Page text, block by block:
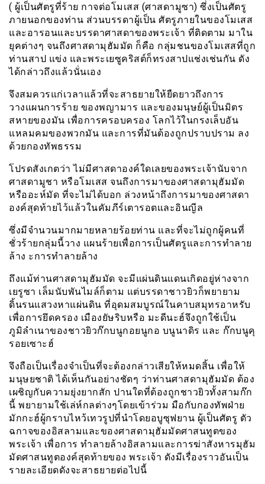
( ผู้เป็นศัตรูที่ร้าย กาจต่อโมเสส (ศาสดามูซา) ซึ่งเป็นศัตรู
ภายนอกของท่าน ส่วนบรรดาผู้เป็น ศัตรูภายในของโมเสส
และอารอนและบรรดาศาสดาของพระเจ้า ที่ติดตาม มาใน
ยุคต่างๆ จนถึงศาสดามุฮัมมัด ก็คือ กลุ่มชนของโมเสสที่ถูก
ท่านสาป แข่ง และพระเยซูคริสต์ก็ทรงสาปแช่งเช่นกัน ดัง
ได้กล่าวถึงแล้วนั่นเอง
จึงสมควรแก่เวลาแล้วที่จะสาธยายให้ยืดยาวถึงการ
วางแผนการร้าย ของพญามาร และของมนุษย์ผู้เป็นมิตร
สหายของมัน เพื่อการครอบครอง โลกไว้ในกรงเล็บอัน
แหลมคมของพวกมัน และการที่มันต้องถูกปราบปราม ลง
ด้วยกองทัพธรรม
โปรดสังเกตว่า ไม่มีศาสดาองค์ใดเลยของพระเจ้านับจาก
ศาสดามูชา หรือโมเสส จนถึงการมาของศาสดามุฮัมมัด
หรืออะห์มัด ที่จะไม่ได้บอก ล่วงหน้าถึงการมาของศาสดา
องค์สุดท้ายไว้แล้วในคัมภีร์เตารอตและอินญีล
ซึ่งมีจำนวนมากมายหลายร้อยท่าน และที่จะไม่ถูกผู้คนที่
ชั่วร้ายกลุ่มนี้วาง แผนร้ายเพื่อการเป็นศัตรูและการทำลาย
ล้าง ะการทำลายล้าง
ถึงแม้ท่านศาสดามุฮัมมัด จะมีแผ่นดินแดนเกิดอยู่ห่างจาก
เยรูซา เล็มนับพันไมล์ก็ตาม แต่บรรดาชาวยิวก็พยายาม
ดิ้นรนแสวงหาแผ่นดิน ที่อุดมสมบูรณ์ในคาบสมุทรอาหรับ
เพื่อการยึดครอง เมืองยัษริบหรือ มะดีนะฮ์จึงถูกใช้เป็น
ภูมิลำเนาของชาวยิวก๊กบนูกอยนูกอ บนูนาดิร และ ก๊กบนูคุ
รอยเซาะฮ์
จึงถือเป็นเรื่องจำเป็นที่จะต้องกล่าวเสียให้หมดสิ้น เพื่อให้
มนุษยชาติ ได้เห็นกันอย่างชัดๆ ว่าท่านศาสดามุฮัมมัด ต้อง
เผชิญกับความยุ่งยากสัก ปานใดที่ต้องถูกชาวยิวทั้งสามก๊ก
นี้ พยายามใช้เล่ห์กลต่างๆโดยเข้าร่วม มือกับกองทัพฝ่าย
มักกะฮ์ผู้กราบไหว้เทวรูปที่นำโดยอบูซุฟยาน ผู้เป็นศัตรู ตัว
ฉกาจของอิสลามและของศาสดามุฮัมมัดศาสนทูตของ
พระเจ้า เพื่อการ ทำลายล้างอิสลามและการฆ่าสังหารมุฮัม
มัดศาสนทูตองค์สุดท้ายของ พระเจ้า ดังมีเรื่องราวอันเป็น
รายละเอียดดังจะสาธยายต่อไปนี้